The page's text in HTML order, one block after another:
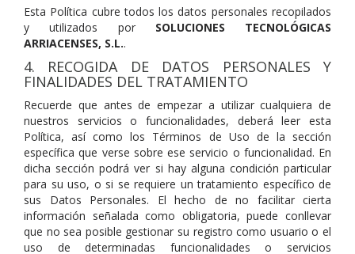
Esta Política cubre todos los datos personales recopilados
y utilizados por SOLUCIONES TECNOLÓGICAS
ARRIACENSES, S.L..
4. RECOGIDA DE DATOS PERSONALES Y
FINALIDADES DEL TRATAMIENTO
Recuerde que antes de empezar a utilizar cualquiera de
nuestros servicios o funcionalidades, deberá leer esta
Política, así como los Términos de Uso de la sección
específica que verse sobre ese servicio o funcionalidad. En
dicha sección podrá ver si hay alguna condición particular
para su uso, o si se requiere un tratamiento específico de
sus Datos Personales. El hecho de no facilitar cierta
información señalada como obligatoria, puede conllevar
que no sea posible gestionar su registro como usuario o el
uso de determinadas funcionalidades o servicios